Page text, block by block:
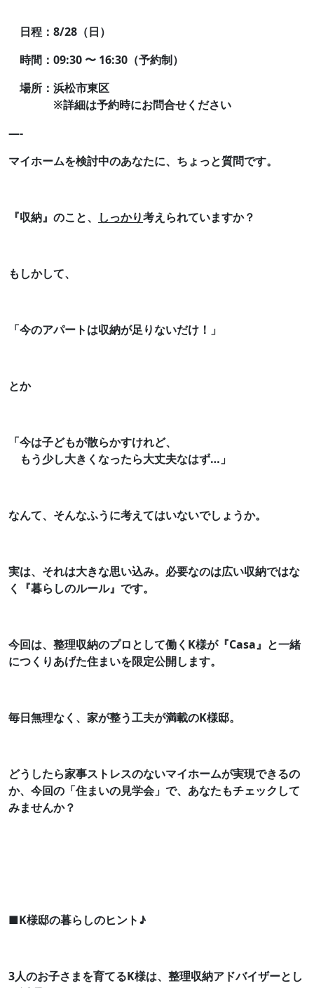
日程：8/28（日）
時間：09:30 〜 16:30（予約制）
場所：浜松市東区
※詳細は予約時にお問合せください
—-
マイホームを検討中のあなたに、ちょっと質問です。
『収納』のこと、 しっかり考えられていますか？
もしかして、
「今のアパートは収納が足りないだけ！」
とか
「今は子どもが散らかすけれど、
もう少し大きくなったら大丈夫なはず…」
なんて、そんなふうに考えてはいないでしょうか。
実は、それは大きな思い込み。必要なのは広い収納ではな
く『暮らしのルール』です。
今回は、整理収納のプロとして働くK様が『Casa』と一緒
につくりあげた住まいを限定公開します。
毎日無理なく、家が整う工夫が満載のK様邸。
どうしたら家事ストレスのないマイホームが実現できるの
か、今回の「住まいの見学会」で、あなたもチェックして
みませんか？
■K様邸の暮らしのヒント♪
3人のお子さまを育てるK様は、整理収納アドバイザーとし